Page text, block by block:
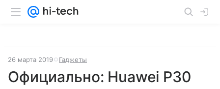
26 марта 2019 Гаджеты
Официально: Huawei P30